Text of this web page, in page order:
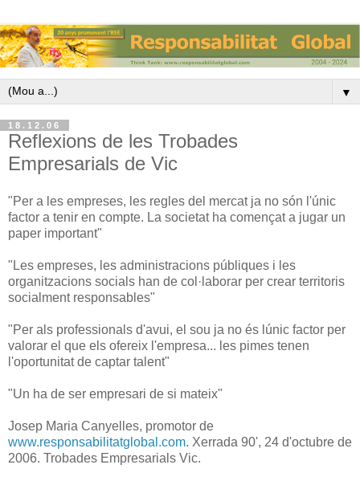
▼
18.12.06
Reflexions de les Trobades
Empresarials de Vic
"Per a les empreses, les regles del mercat ja no són l'únic
factor a tenir en compte. La societat ha començat a jugar un
paper important"
"Les empreses, les administracions públiques i les
organitzacions socials han de col·laborar per crear territoris
socialment responsables"
"Per als professionals d'avui, el sou ja no és lúnic factor per
valorar el que els ofereix l'empresa... les pimes tenen
l'oportunitat de captar talent"
"Un ha de ser empresari de si mateix"
Josep Maria Canyelles, promotor de
www.responsabilitatglobal.com. Xerrada 90', 24 d'octubre de
2006. Trobades Empresarials Vic.